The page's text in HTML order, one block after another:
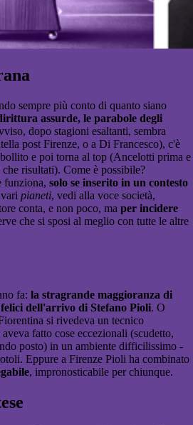
sempre più conto di quanto siano
assurde, le parabole degli
dopo stagioni esaltanti, sembra
post Firenze, o a Di Francesco), c'è
e poi torna al top (Ancelotti prima e
risultati). Come è possibile?
funziona, solo se inserito in un contesto
pianeti, vedi alla voce società,
conta, e non poco, ma per incidere
che si sposi al meglio con tutte le altre
fa: la stragrande maggioranza di
dell'arrivo di Stefano Pioli. O
si rivedeva un tecnico
fatto cose eccezionali (scudetto,
posto) in un ambiente difficilissimo -
Eppure a Firenze Pioli ha combinato
, impronosticabile per chiunque.